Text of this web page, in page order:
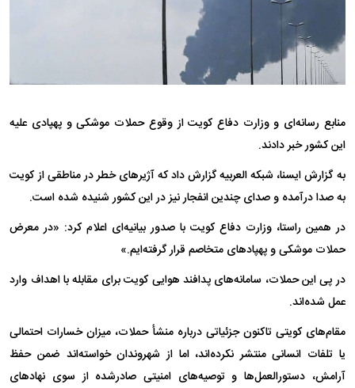
منابع رسانه‌ای و وزارت دفاع کویت از وقوع حملات موشکی و پهپادی علیه
این کشور خبر دادند.
به گزارش ایسنا، شبکه العربیه گزارش داد که آژیرهای خطر در مناطقی از کویت
به صدا درآمده و صدای چندین انفجار نیز در این کشور شنیده شده است.
در همین راستا، وزارت دفاع کویت با صدور بیانیه‌ای اعلام کرد: «در معرض
حملات موشکی و پهپادهای متخاصم قرار گرفته‌ایم.»
در پی این حملات، سامانه‌های پدافند هوایی کویت برای مقابله با اهداف وارد
عمل شده‌اند.
مقام‌های کویتی تاکنون جزئیاتی درباره منشأ حملات، میزان خسارات احتمالی
یا تلفات انسانی منتشر نکرده‌اند، اما از شهروندان خواسته‌اند ضمن حفظ
آرامش، دستورالعمل‌ها و توصیه‌های امنیتی صادرشده از سوی نهادهای